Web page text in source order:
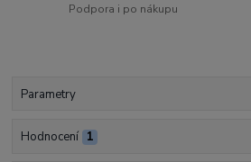
Podpora i po nákupu
Parametry
Hodnocení 1